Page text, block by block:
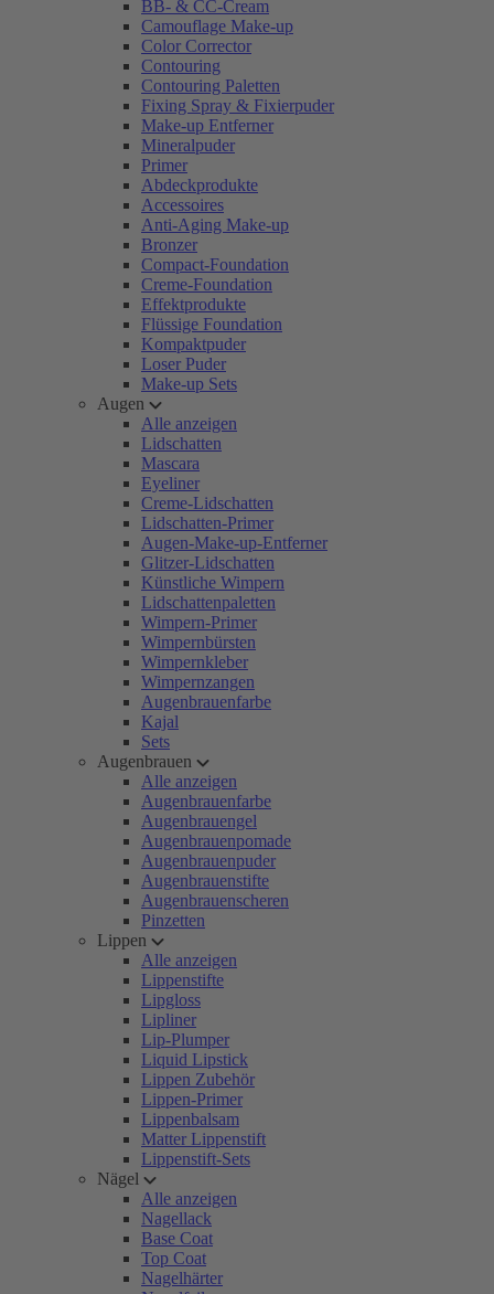
BB- & CC-Cream
Camouflage Make-up
Color Corrector
Contouring
Contouring Paletten
Fixing Spray & Fixierpuder
Make-up Entferner
Mineralpuder
Primer
Abdeckprodukte
Accessoires
Anti-Aging Make-up
Bronzer
Compact-Foundation
Creme-Foundation
Effektprodukte
Flüssige Foundation
Kompaktpuder
Loser Puder
Make-up Sets
Augen
Alle anzeigen
Lidschatten
Mascara
Eyeliner
Creme-Lidschatten
Lidschatten-Primer
Augen-Make-up-Entferner
Glitzer-Lidschatten
Künstliche Wimpern
Lidschattenpaletten
Wimpern-Primer
Wimpernbürsten
Wimpernkleber
Wimpernzangen
Augenbrauenfarbe
Kajal
Sets
Augenbrauen
Alle anzeigen
Augenbrauenfarbe
Augenbrauengel
Augenbrauenpomade
Augenbrauenpuder
Augenbrauenstifte
Augenbrauenscheren
Pinzetten
Lippen
Alle anzeigen
Lippenstifte
Lipgloss
Lipliner
Lip-Plumper
Liquid Lipstick
Lippen Zubehör
Lippen-Primer
Lippenbalsam
Matter Lippenstift
Lippenstift-Sets
Nägel
Alle anzeigen
Nagellack
Base Coat
Top Coat
Nagelhärter